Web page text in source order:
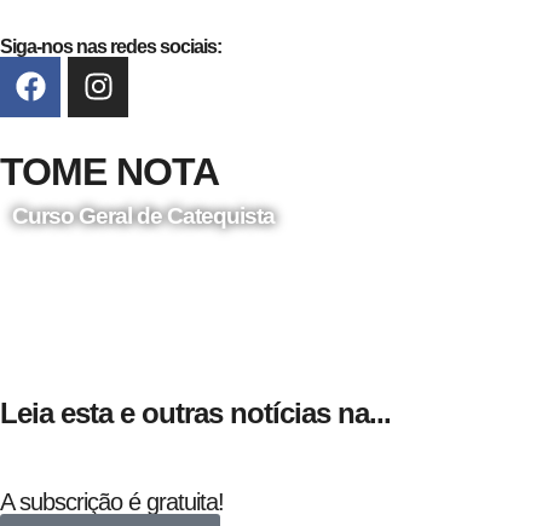
Siga-nos nas redes sociais:
TOME NOTA
Curso Geral de Catequista
Leia esta e outras notícias na...
A subscrição é gratuita!